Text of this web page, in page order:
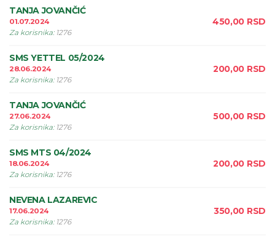
TANJA JOVANČIĆ
01.07.2024
Za korisnika: 1276
450,00 RSD
SMS YETTEL 05/2024
28.06.2024
Za korisnika: 1276
200,00 RSD
TANJA JOVANČIĆ
27.06.2024
Za korisnika: 1276
500,00 RSD
SMS MTS 04/2024
18.06.2024
Za korisnika: 1276
200,00 RSD
NEVENA LAZAREVIC
17.06.2024
Za korisnika: 1276
350,00 RSD